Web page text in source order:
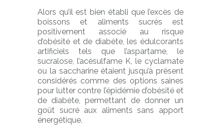
Alors qu’il est bien établi que l’excès de
boissons et aliments sucrés est
positivement associé au risque
d’obésité et de diabète, les édulcorants
artificiels tels que l’aspartame, le
sucralose, l’acésulfame K, le cyclamate
ou la saccharine étaient jusqu’à présent
considérés comme des options saines
pour lutter contre l’épidémie d’obésité et
de diabète, permettant de donner un
goût sucré aux aliments sans apport
énergétique.